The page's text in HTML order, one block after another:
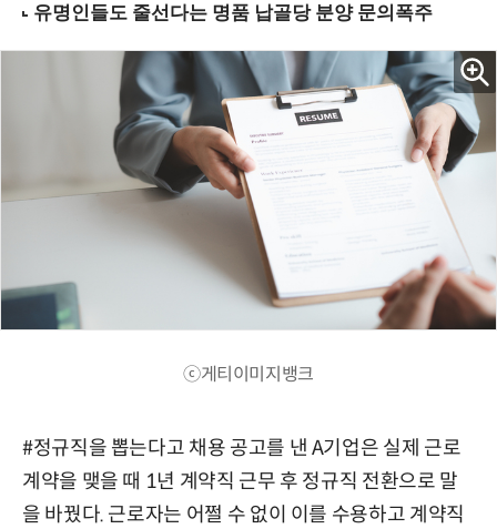
ⓒ게티이미지뱅크
#정규직을 뽑는다고 채용 공고를 낸 A기업은 실제 근로
계약을 맺을 때 1년 계약직 근무 후 정규직 전환으로 말
을 바꿨다. 근로자는 어쩔 수 없이 이를 수용하고 계약직